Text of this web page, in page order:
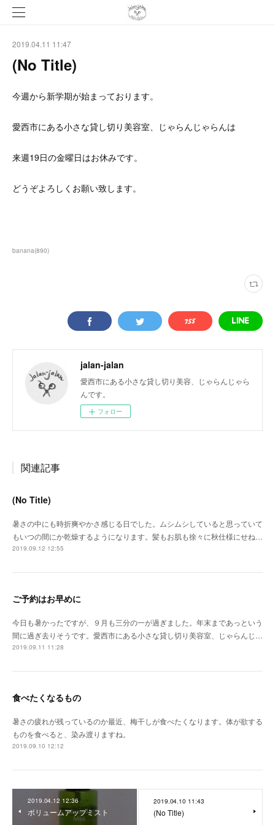
2019.04.11 11:47
(No Title)
今週から新学期が始まっております。
愛西市にある小さな貸し切り美容室、じゃらんじゃらんは
来週19日の金曜日はお休みです。
どうぞよろしくお願い致します。
banana(890)
jalan-jalan
愛西市にある小さな貸し切り美容、じゃらんじゃら
んです。
フォロー
関連記事
(No Title)
暑さの中にも時折爽やかさ感じる日でした。ムシムシしていると思っていて
もいつの間にか乾燥するようになります。髪もお肌も徐々に秋仕様にせね…
2019.09.12 12:55
ご予約はお早めに
今日も暑かったですが、９月も三分の一が過ぎました。年末まであっという
間に過ぎ去りそうです。愛西市にある小さな貸し切り美容室、じゃらんじ…
2019.09.11 11:28
食べたくなるもの
暑さの疲れが残っているのか最近、梅干しが食べたくなります。体が欲する
ものを食べると、染み渡りますね。
2019.09.10 12:12
2019.04.12 12:36
ボリュームアップミスト
2019.04.10 11:43
(No Title)